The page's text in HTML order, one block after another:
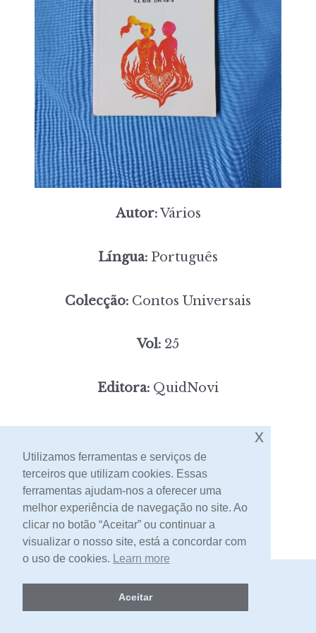
Autor:Vários
Língua: Português
Colecção: Contos Universais
Vol: 25
Editora: QuidNovi
[portes incluídos]
Contacto
2026 -Livraria Egrégora
Utilizamos ferramentas e serviços de
terceiros que utilizam cookies. Essas
ferramentas ajudam-nos a oferecer uma
melhor experiência de navegação no site. Ao
clicar no botão “Aceitar” ou continuar a
visualizar o nosso site, está a concordar com
o uso de cookies. Learn more
Aceitar
x